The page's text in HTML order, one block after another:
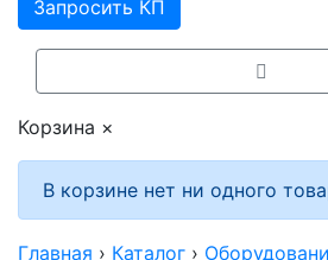
Запросить КП
Корзина ×
В корзине нет ни одного
Главная › Каталог ›